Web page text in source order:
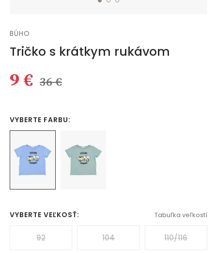
BÚHO
Tričko s krátkym rukávom
9 € 36 €
VYBERTE FARBU:
VYBERTE VEĽKOSŤ: Tabuľka veľkostí
92 104 110/116